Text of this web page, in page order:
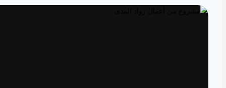
تصميم داخلي